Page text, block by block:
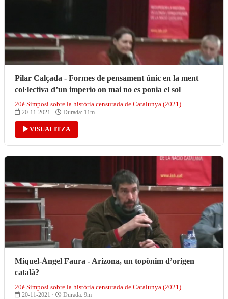
Pilar Calçada - Formes de pensament únic en la ment
col·lectiva d’un imperio on mai no es ponia el sol
20è Simposi sobre la història censurada de Catalunya (2021)
20-11-2021 · Durada: 11m
VISUALITZA
Miquel-Àngel Faura - Arizona, un topònim d’origen
català?
20è Simposi sobre la història censurada de Catalunya (2021)
20-11-2021 · Durada: 9m